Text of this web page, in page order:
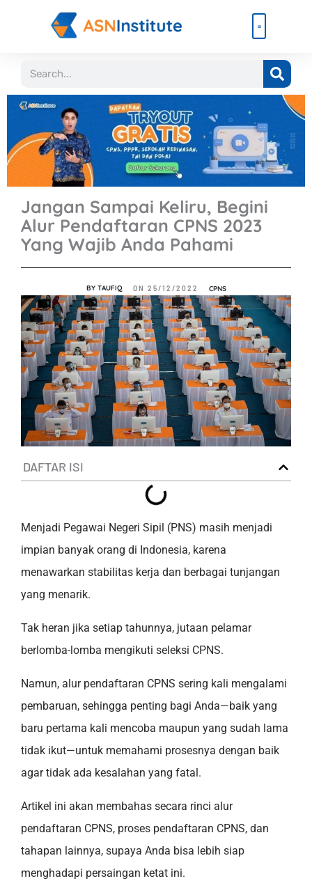
Search
Jangan Sampai Keliru, Begini
Alur Pendaftaran CPNS 2023
Yang Wajib Anda Pahami
BYTAUFIQ ON 25/12/2022 CPNS
DAFTAR ISI
Menjadi Pegawai Negeri Sipil (PNS) masih menjadi
impian banyak orang di Indonesia, karena
menawarkan stabilitas kerja dan berbagai tunjangan
yang menarik.
Tak heran jika setiap tahunnya, jutaan pelamar
berlomba-lomba mengikuti seleksi CPNS.
Namun, alur pendaftaran CPNS sering kali mengalami
pembaruan, sehingga penting bagi Anda—baik yang
baru pertama kali mencoba maupun yang sudah lama
tidak ikut—untuk memahami prosesnya dengan baik
agar tidak ada kesalahan yang fatal.
Artikel ini akan membahas secara rinci alur
pendaftaran CPNS, proses pendaftaran CPNS, dan
tahapan lainnya, supaya Anda bisa lebih siap
menghadapi persaingan ketat ini.